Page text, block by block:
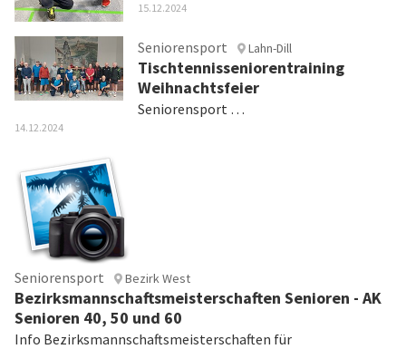
15.12.2024
Seniorensport Lahn-Dill
Tischtennisseniorentraining
Weihnachtsfeier
Seniorensport …
14.12.2024
Seniorensport Bezirk West
Bezirksmannschaftsmeisterschaften Senioren - AK
Senioren 40, 50 und 60
Info Bezirksmannschaftsmeisterschaften für